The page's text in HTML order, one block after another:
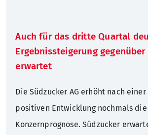
Rating
Finanzkalender
IR-Kontakt
IR-Verteiler
Absolventen
Berufserfahrene
Auch für das dritte Quartal
Ergebnissteigerung
erwartet
Die Südzucker AG erhöht nach
positiven Entwicklung nochmals die
Konzernprognose. Südzucker